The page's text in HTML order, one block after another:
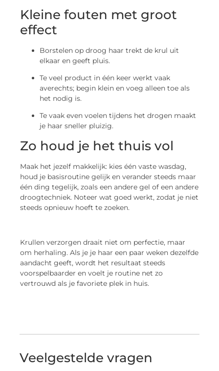
Kleine fouten met groot
effect
Borstelen op droog haar trekt de krul uit
elkaar en geeft pluis.
Te veel product in één keer werkt vaak
averechts; begin klein en voeg alleen toe als
het nodig is.
Te vaak even voelen tijdens het drogen maakt
je haar sneller pluizig.
Zo houd je het thuis vol
Maak het jezelf makkelijk: kies één vaste wasdag,
houd je basisroutine gelijk en verander steeds maar
één ding tegelijk, zoals een andere gel of een andere
droogtechniek. Noteer wat goed werkt, zodat je niet
steeds opnieuw hoeft te zoeken.
Krullen verzorgen draait niet om perfectie, maar
om herhaling. Als je je haar een paar weken dezelfde
aandacht geeft, wordt het resultaat steeds
voorspelbaarder en voelt je routine net zo
vertrouwd als je favoriete plek in huis.
Veelgestelde vragen